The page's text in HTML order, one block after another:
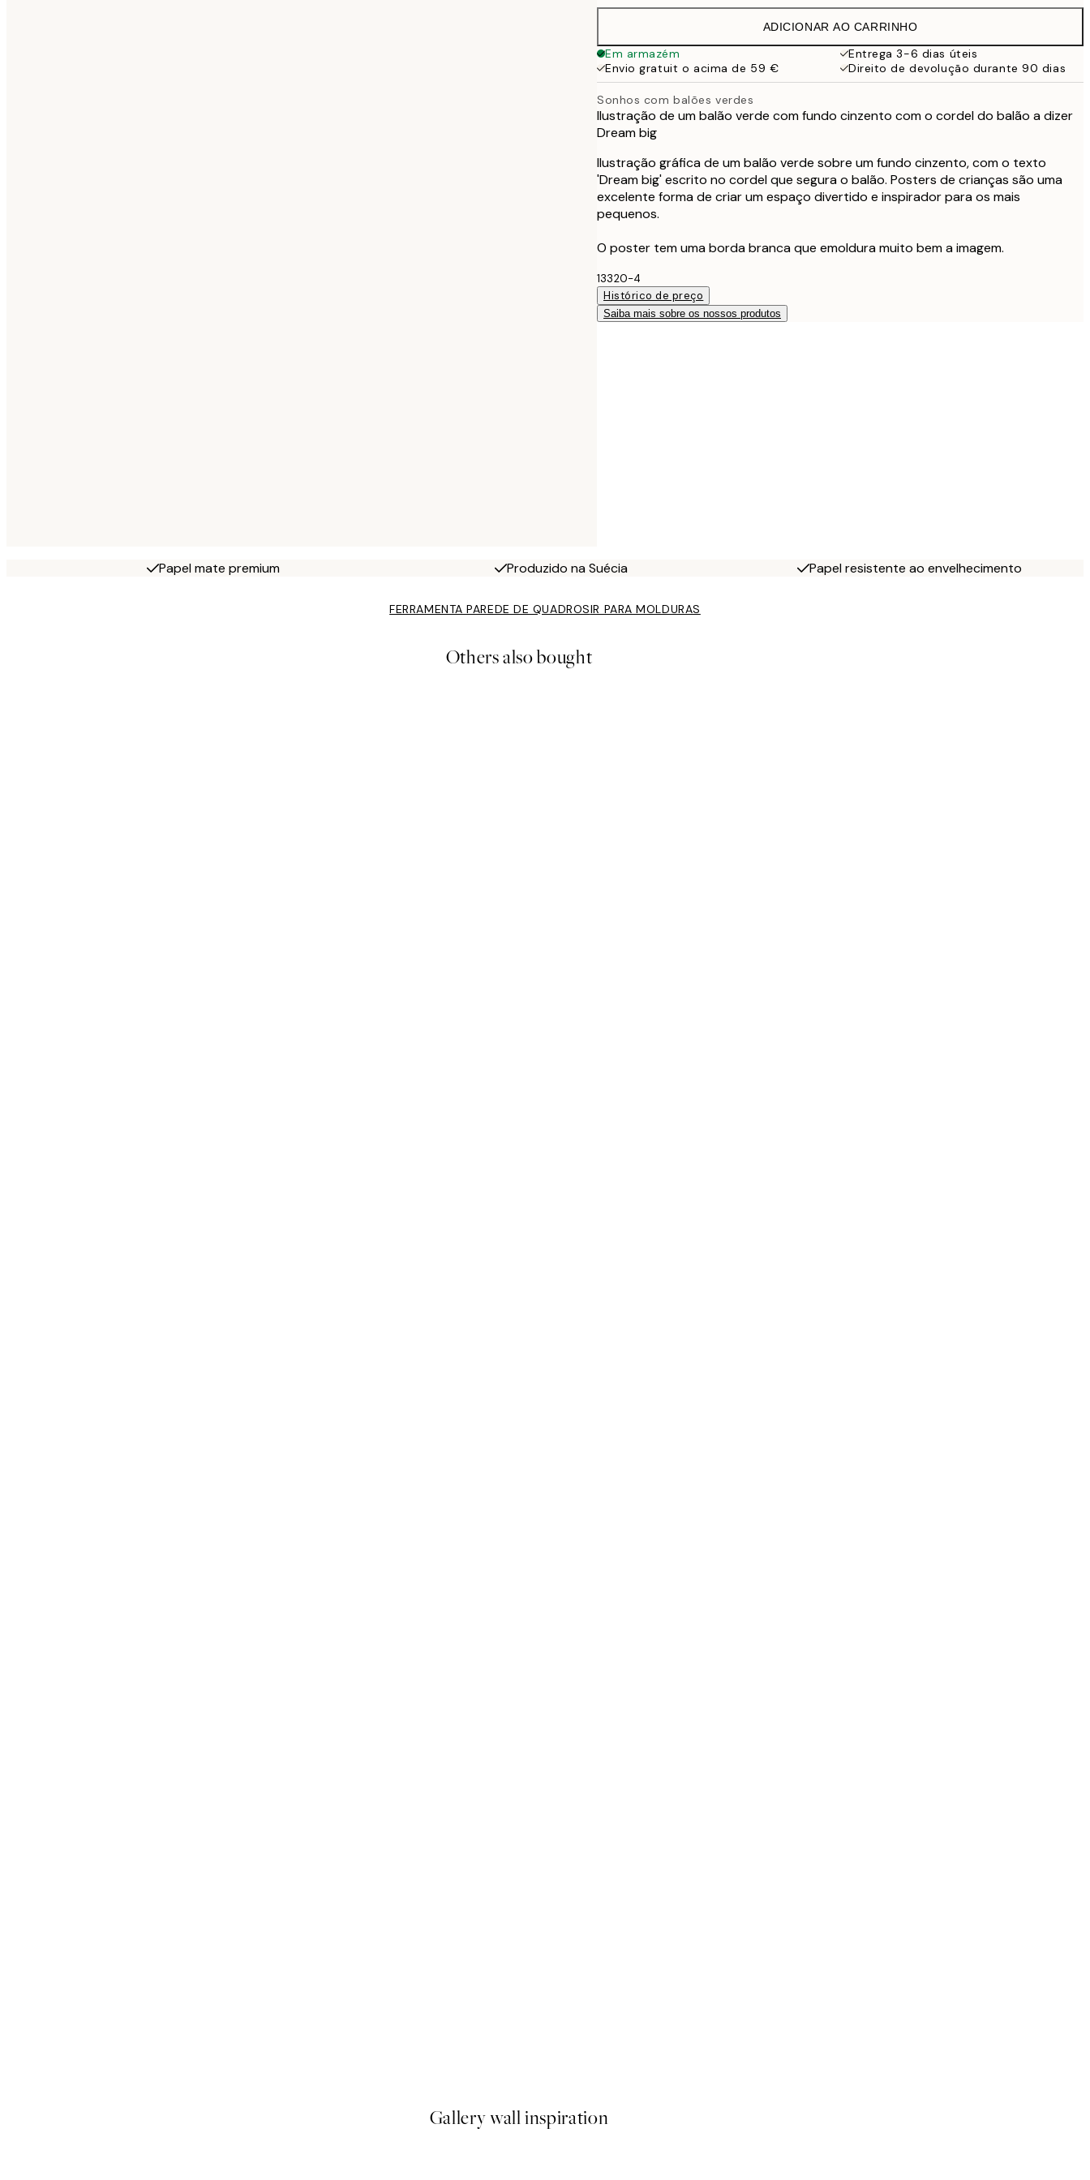
19,95 €
ADICIONAR AO CARRINHO
Em armazém
Entrega 3-6 dias úteis
Envio gratuit o acima de 59 €
Direito de devolução durante 90 dias
Sonhos com balões verdes
Ilustração de um balão verde com fundo cinzento com o cordel do balão a dizer
Dream big
Ilustração gráfica de um balão verde sobre um fundo cinzento, com o texto
'Dream big' escrito no cordel que segura o balão. Posters de crianças são uma
excelente forma de criar um espaço divertido e inspirador para os mais
pequenos.
O poster tem uma borda branca que emoldura muito bem a imagem.
13320-4
Histórico de preço
Saiba mais sobre os nossos produtos
Papel mate premium Produzido na Suécia Papel resistente ao envelhecimento
FERRAMENTA PAREDE DE QUADROSIR PARA MOLDURAS
Others also bought
Gallery wall inspiration